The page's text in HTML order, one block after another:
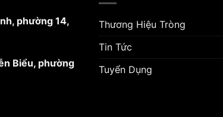
phường 14,
Biểu, phường
Thương Hiệu Tròng
Tin Tức
Tuyển Dụng